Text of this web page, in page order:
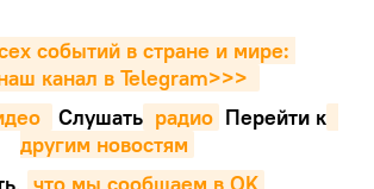
событий в стране и мире:
канал в Telegram>>>
Cлушать радио Перейти к
другим новостям